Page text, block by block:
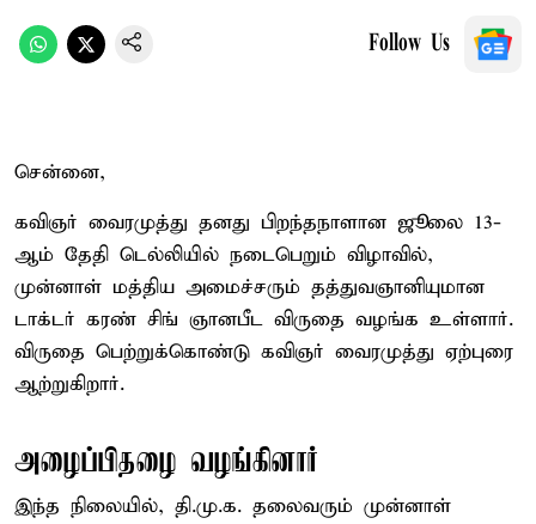
Follow Us
சென்னை,
கவிஞர் வைரமுத்து தனது பிறந்தநாளான ஜூலை 13-
ஆம் தேதி டெல்லியில் நடைபெறும் விழாவில்,
முன்னாள் மத்திய அமைச்சரும் தத்துவஞானியுமான
டாக்டர் கரண் சிங் ஞானபீட விருதை வழங்க உள்ளார்.
விருதை பெற்றுக்கொண்டு கவிஞர் வைரமுத்து ஏற்புரை
ஆற்றுகிறார்.
அழைப்பிதழை வழங்கினார்
இந்த நிலையில், தி.மு.க. தலைவரும் முன்னாள்